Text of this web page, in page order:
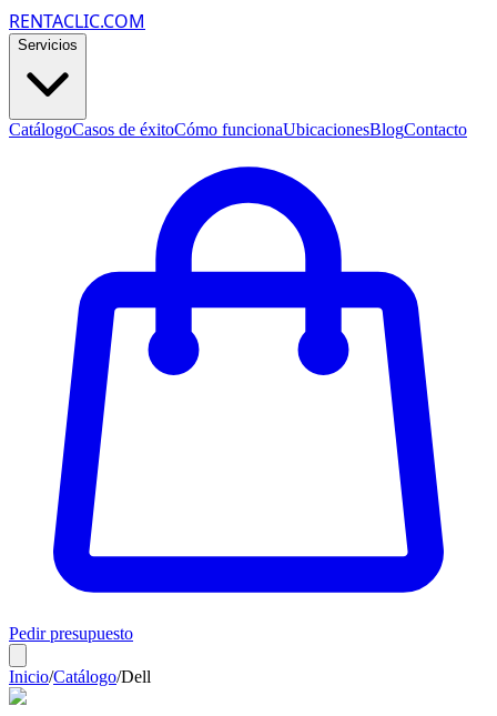
RENTACLIC.COM
Servicios
CatálogoCasos de éxitoCómo funcionaUbicacionesBlogContacto
Pedir presupuesto
Inicio/Catálogo/Dell